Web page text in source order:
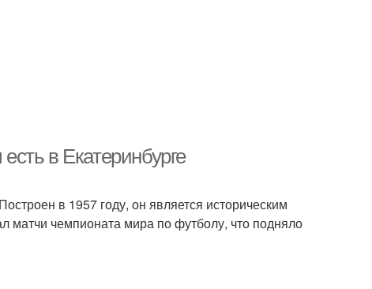
в Екатеринбурге
в 1957 году, он является историческим
матчи чемпионата мира по футболу, что подняло